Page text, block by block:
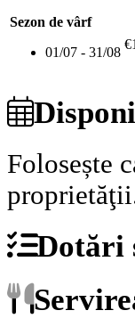
Sezon de vârf
01/07 - 31/08
Folosește
Dotări